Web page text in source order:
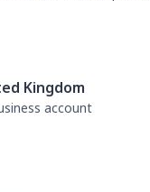
Kingdom
account